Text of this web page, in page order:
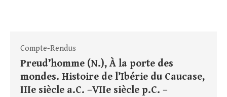
Compte-Rendus
Preud’homme (N.), À la porte des
mondes. Histoire de l’Ibérie du Caucase,
IIIe siècle a.C. –VIIe siècle p.C. –